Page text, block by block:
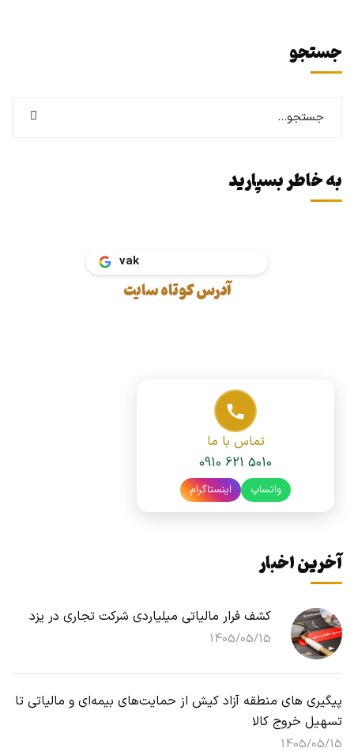
جستجو
به خاطر بسپارید
vakil.ta
آدرس کوتاه سایت
تماس با ما
0910 621 5010
واتساپ اینستاگرام
آخرین اخبار
کشف فرار مالیاتی میلیاردی شرکت تجاری در یزد
1405/05/15
پیگیری های منطقه آزاد کیش از حمایت‌های بیمه‌ای و مالیاتی تا
تسهیل خروج کالا
1405/05/15